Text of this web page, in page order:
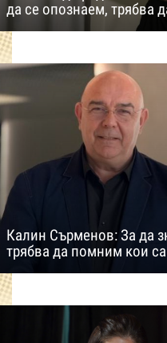
да се опознаем, трябва
Калин Сърменов: За да
трябва да помним кои